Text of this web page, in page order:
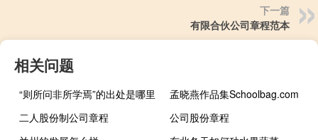
下一篇
有限合伙公司章程范本
相关问题
“则所问非所学焉”的出处是哪里
孟晓燕作品集Schoolbag.com
二人股份制公司章程
公司股份章程